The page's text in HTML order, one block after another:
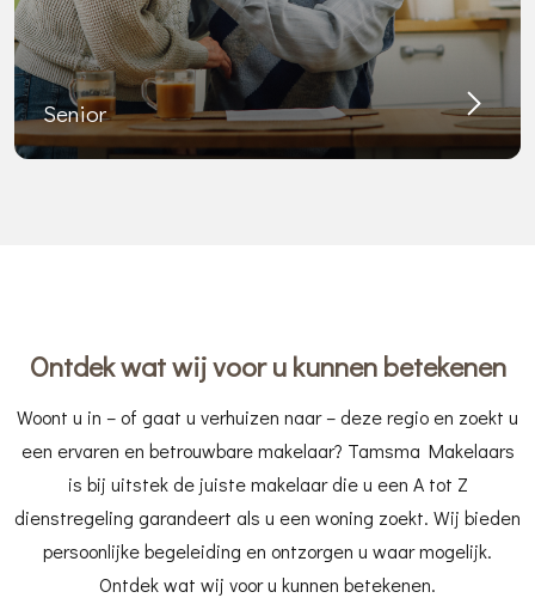
Senior
Ontdek wat wij voor u kunnen betekenen
Woont u in – of gaat u verhuizen naar – deze regio en zoekt u
een ervaren en betrouwbare makelaar? Tamsma Makelaars
is bij uitstek de juiste makelaar die u een A tot Z
dienstregeling garandeert als u een woning zoekt. Wij bieden
persoonlijke begeleiding en ontzorgen u waar mogelijk.
Ontdek wat wij voor u kunnen betekenen.